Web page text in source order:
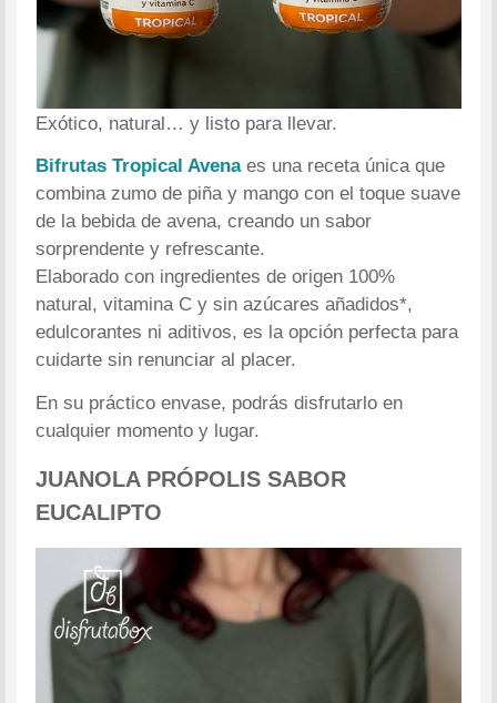
Exótico, natural… y listo para llevar.
Bifrutas Tropical Avenaes una receta única que
combina zumo de piña y mango con el toque suave
de la bebida de avena, creando un sabor
sorprendente y refrescante.
Elaborado con ingredientes de origen 100%
natural, vitamina C y sin azúcares añadidos*,
edulcorantes ni aditivos, es la opción perfecta para
cuidarte sin renunciar al placer.
En su práctico envase, podrás disfrutarlo en
cualquier momento y lugar.
JUANOLA PRÓPOLIS SABOR
EUCALIPTO